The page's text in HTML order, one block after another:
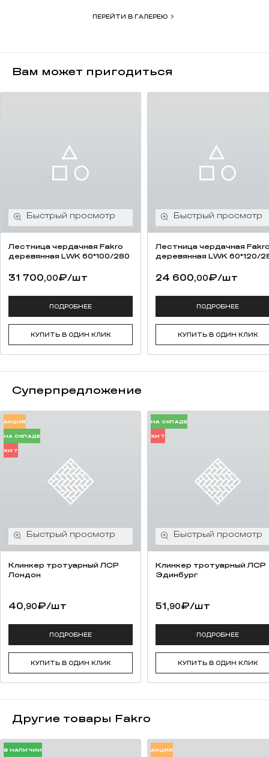
инструкции по монтажу чердачных лестниц на нашем сайте.
ПЕРЕЙТИ В ГАЛЕРЕЮ
Вам может пригодиться
Лестница чердачная Fakro
деревянная LWK 60*100/280
31 700,00₽/шт
ПОДРОБНЕЕ
КУПИТЬ В ОДИН КЛИК
Лестница чердачная
деревянная LWK 60*120/
24 600,00₽/шт
ПОДРОБНЕЕ
КУПИТЬ В ОДИН КЛИК
Суперпредложение
АКЦИЯ
НА СКЛАДЕ
ХИТ
Клинкер тротуарный ЛСР
Лондон
40,90₽/шт
ПОДРОБНЕЕ
КУПИТЬ В ОДИН КЛИК
НА СКЛАДЕ
ХИТ
Клинкер тротуарный ЛСР
Эдинбург
51,90₽/шт
ПОДРОБНЕЕ
КУПИТЬ В ОДИН КЛИК
Другие товары Fakro
В НАЛИЧИИ АКЦИЯ